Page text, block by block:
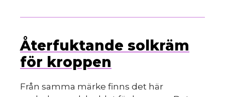
Återfuktande solkräm
för kroppen
Från samma märke finns det här